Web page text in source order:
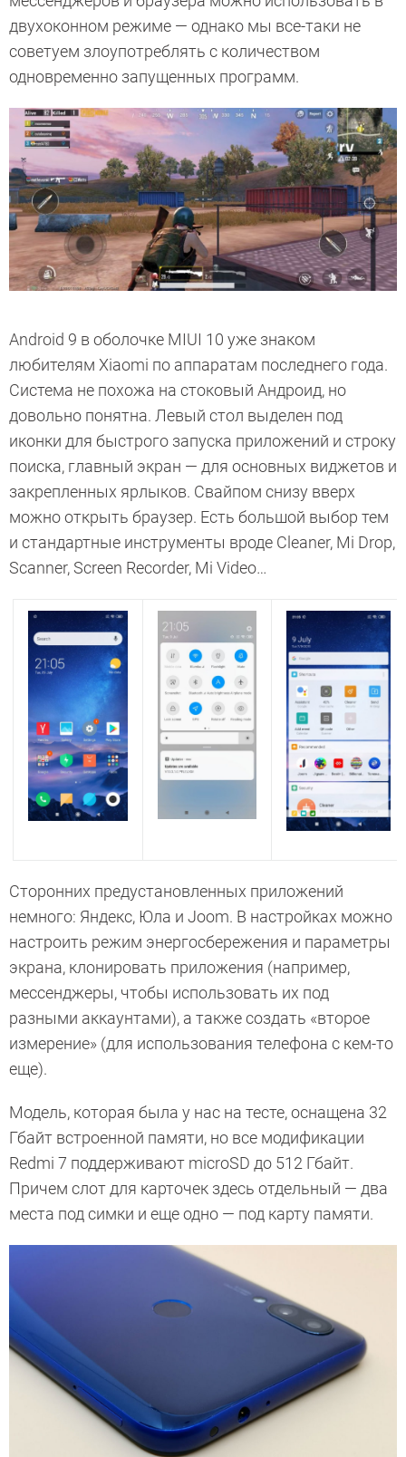
двухоконном режиме — однако мы все-таки не
советуем злоупотреблять с количеством
одновременно запущенных программ.
Android 9 в оболочке MIUI 10 уже знаком
любителям Xiaomi по аппаратам последнего года.
Система не похожа на стоковый Андроид, но
довольно понятна. Левый стол выделен под
иконки для быстрого запуска приложений и строку
поиска, главный экран — для основных виджетов и
закрепленных ярлыков. Свайпом снизу вверх
можно открыть браузер. Есть большой выбор тем
и стандартные инструменты вроде Cleaner, Mi Drop,
Scanner, Screen Recorder, Mi Video…
Сторонних предустановленных приложений
немного: Яндекс, Юла и Joom. В настройках можно
настроить режим энергосбережения и параметры
экрана, клонировать приложения (например,
мессенджеры, чтобы использовать их под
разными аккаунтами), а также создать «второе
измерение» (для использования телефона с кем-то
еще).
Модель, которая была у нас на тесте, оснащена 32
Гбайт встроенной памяти, но все модификации
Redmi 7 поддерживают microSD до 512 Гбайт.
Причем слот для карточек здесь отдельный — два
места под симки и еще одно — под карту памяти.